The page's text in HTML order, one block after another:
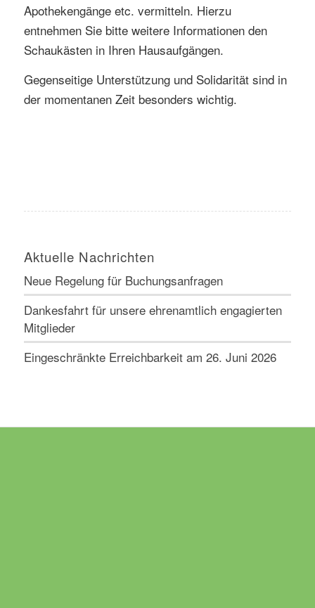
Apothekengänge etc. vermitteln. Hierzu
entnehmen Sie bitte weitere Informationen den
Schaukästen in Ihren Hausaufgängen.
Gegenseitige Unterstützung und Solidarität sind in
der momentanen Zeit besonders wichtig.
Aktuelle Nachrichten
Neue Regelung für Buchungsanfragen
Dankesfahrt für unsere ehrenamtlich engagierten
Mitglieder
Eingeschränkte Erreichbarkeit am 26. Juni 2026